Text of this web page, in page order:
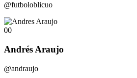
@futboloblicuo
00
Andrés Araujo
@andraujo